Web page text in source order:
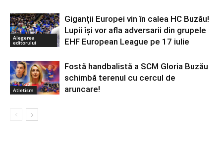
Alegerea
editorului
Giganții Europei vin în calea HC Buzău!
Lupii își vor afla adversarii din grupele
EHF European League pe 17 iulie
Atletism
Fostă handbalistă a SCM Gloria Buzău
schimbă terenul cu cercul de
aruncare!